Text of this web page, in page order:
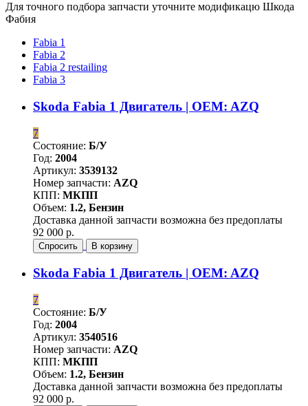
Для точного подбора запчасти уточните модификацю Шкода
Фабия
Fabia 1
Fabia 2
Fabia 2 restailing
Fabia 3
Skoda Fabia 1 Двигатель | OEM: AZQ
7
Состояние: Б/У
Год: 2004
Артикул: 3539132
Номер запчасти: AZQ
КПП: МКПП
Объем: 1.2, Бензин
Доставка данной запчасти возможна без предоплаты
92 000 р.
Спросить В корзину
Skoda Fabia 1 Двигатель | OEM: AZQ
7
Состояние: Б/У
Год: 2004
Артикул: 3540516
Номер запчасти: AZQ
КПП: МКПП
Объем: 1.2, Бензин
Доставка данной запчасти возможна без предоплаты
92 000 р.